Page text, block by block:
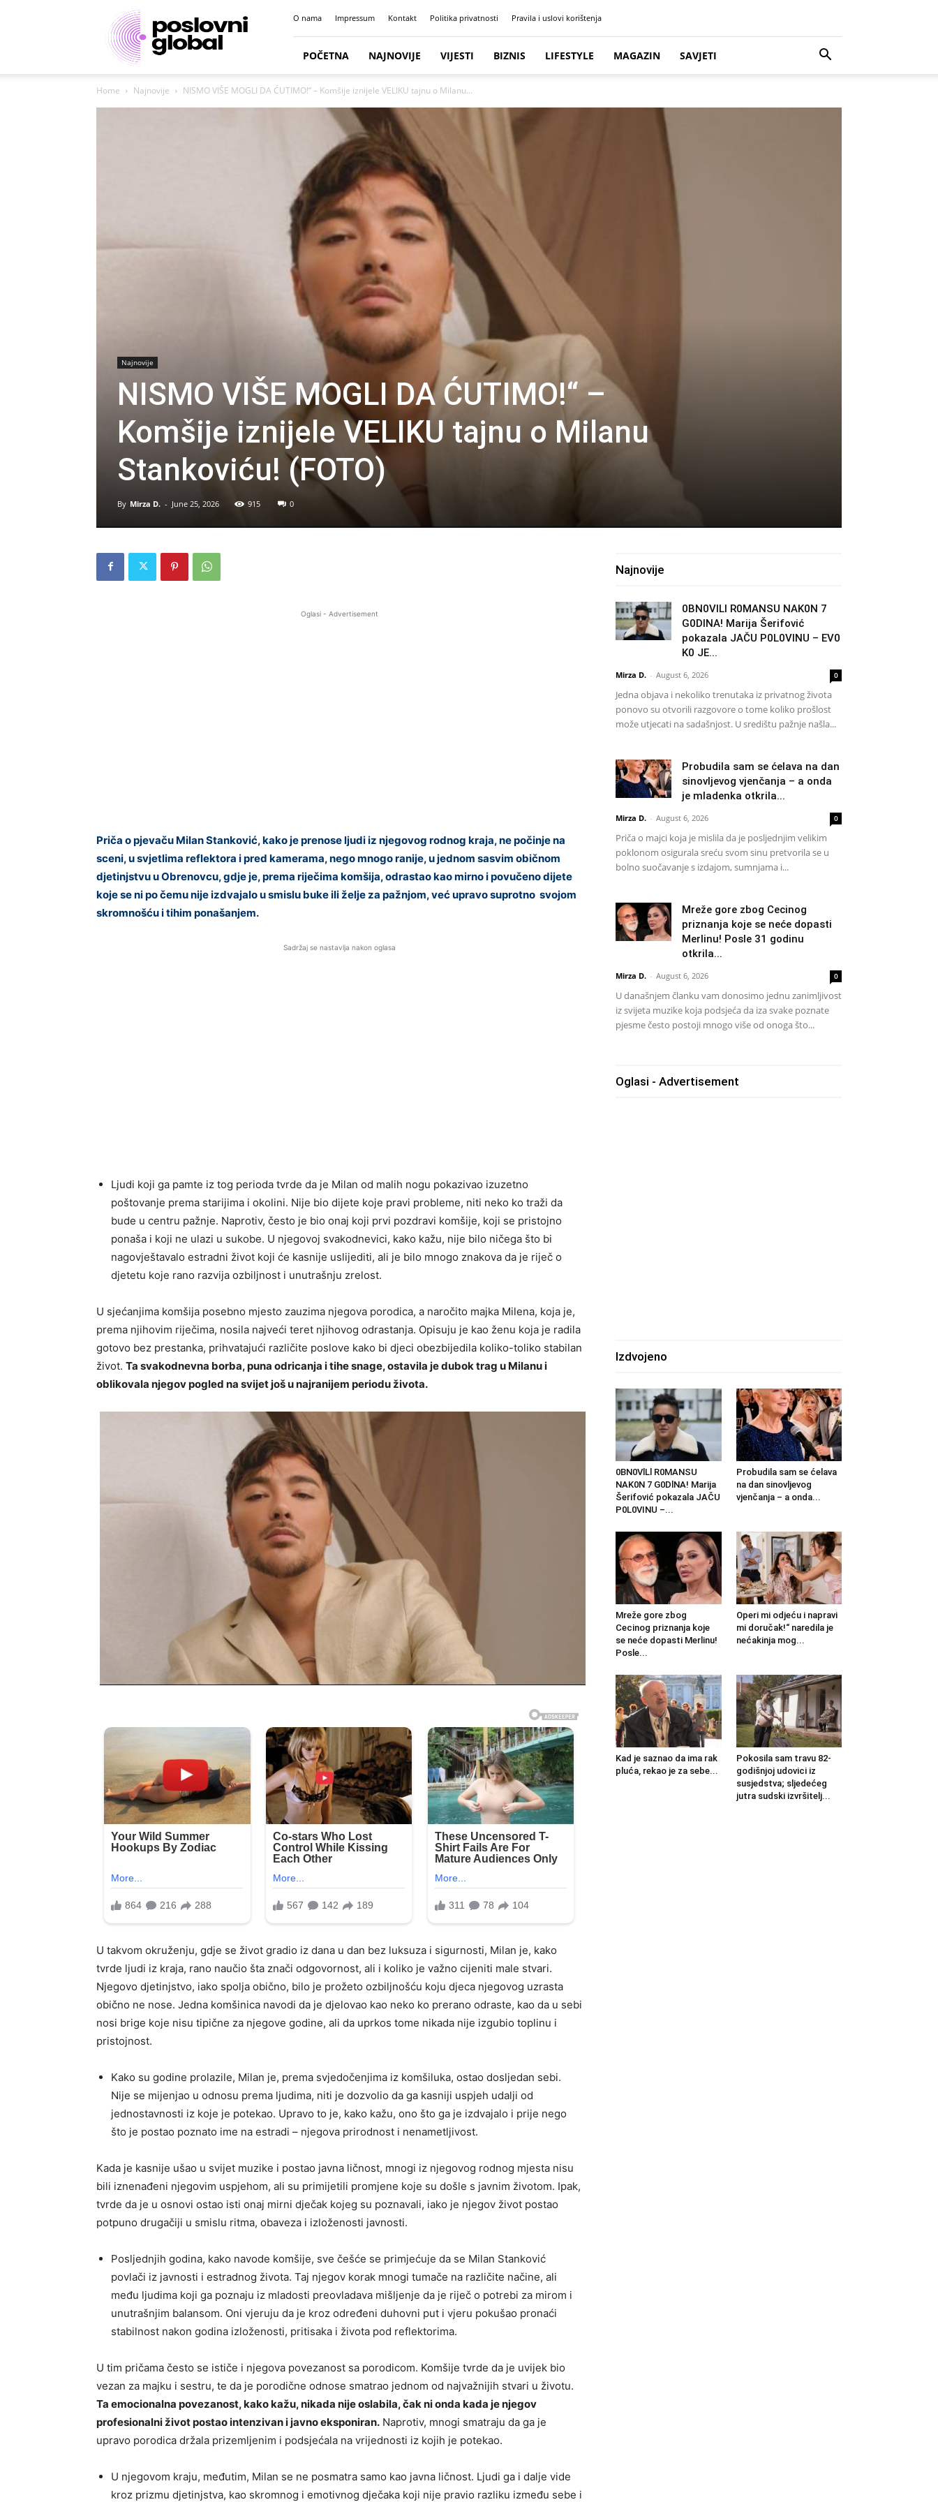
Poslovni
portal
O nama Impressum Kontakt Politika privatnosti Pravila i uslovi korištenja
POČETNA NAJNOVIJE VIJESTI BIZNIS LIFESTYLE MAGAZIN SAVJETI
Home Najnovije NISMO VIŠE MOGLI DA ĆUTIMO!“ – Komšije iznijele VELIKU tajnu o Milanu...
Najnovije
NISMO VIŠE MOGLI DA ĆUTIMO!“ –
Komšije iznijele VELIKU tajnu o Milanu
Stankoviću! (FOTO)
By Mirza D. - June 25, 2026 915 0
Oglasi - Advertisement
Priča o pjevaču Milan Stanković, kako je prenose ljudi iz njegovog rodnog kraja, ne počinje na
sceni, u svjetlima reflektora i pred kamerama, nego mnogo ranije, u jednom sasvim običnom
djetinjstvu u Obrenovcu, gdje je, prema riječima komšija, odrastao kao mirno i povučeno dijete
koje se ni po čemu nije izdvajalo u smislu buke ili želje za pažnjom, već upravo suprotno svojom
skromnošću i tihim ponašanjem.
Sadržaj se nastavlja nakon oglasa
Ljudi koji ga pamte iz tog perioda tvrde da je Milan od malih nogu pokazivao izuzetno
poštovanje prema starijima i okolini. Nije bio dijete koje pravi probleme, niti neko ko traži da
bude u centru pažnje. Naprotiv, često je bio onaj koji prvi pozdravi komšije, koji se pristojno
ponaša i koji ne ulazi u sukobe. U njegovoj svakodnevici, kako kažu, nije bilo ničega što bi
nagovještavalo estradni život koji će kasnije uslijediti, ali je bilo mnogo znakova da je riječ o
djetetu koje rano razvija ozbiljnost i unutrašnju zrelost.
U sjećanjima komšija posebno mjesto zauzima njegova porodica, a naročito majka Milena, koja je,
prema njihovim riječima, nosila najveći teret njihovog odrastanja. Opisuju je kao ženu koja je radila
gotovo bez prestanka, prihvatajući različite poslove kako bi djeci obezbijedila koliko-toliko stabilan
život. Ta svakodnevna borba, puna odricanja i tihe snage, ostavila je dubok trag u Milanu i
oblikovala njegov pogled na svijet još u najranijem periodu života.
U takvom okruženju, gdje se život gradio iz dana u dan bez luksuza i sigurnosti, Milan je, kako
tvrde ljudi iz kraja, rano naučio šta znači odgovornost, ali i koliko je važno cijeniti male stvari.
Njegovo djetinjstvo, iako spolja obično, bilo je prožeto ozbiljnošću koju djeca njegovog uzrasta
obično ne nose. Jedna komšinica navodi da je djelovao kao neko ko prerano odraste, kao da u sebi
nosi brige koje nisu tipične za njegove godine, ali da uprkos tome nikada nije izgubio toplinu i
pristojnost.
Kako su godine prolazile, Milan je, prema svjedočenjima iz komšiluka, ostao dosljedan sebi.
Nije se mijenjao u odnosu prema ljudima, niti je dozvolio da ga kasniji uspjeh udalji od
jednostavnosti iz koje je potekao. Upravo to je, kako kažu, ono što ga je izdvajalo i prije nego
što je postao poznato ime na estradi – njegova prirodnost i nenametljivost.
Kada je kasnije ušao u svijet muzike i postao javna ličnost, mnogi iz njegovog rodnog mjesta nisu
bili iznenađeni njegovim uspjehom, ali su primijetili promjene koje su došle s javnim životom. Ipak,
tvrde da je u osnovi ostao isti onaj mirni dječak kojeg su poznavali, iako je njegov život postao
potpuno drugačiji u smislu ritma, obaveza i izloženosti javnosti.
Posljednjih godina, kako navode komšije, sve češće se primjećuje da se Milan Stanković
povlači iz javnosti i estradnog života. Taj njegov korak mnogi tumače na različite načine, ali
među ljudima koji ga poznaju iz mladosti preovladava mišljenje da je riječ o potrebi za mirom i
unutrašnjim balansom. Oni vjeruju da je kroz određeni duhovni put i vjeru pokušao pronaći
stabilnost nakon godina izloženosti, pritisaka i života pod reflektorima.
U tim pričama često se ističe i njegova povezanost sa porodicom. Komšije tvrde da je uvijek bio
vezan za majku i sestru, te da je porodične odnose smatrao jednom od najvažnijih stvari u životu.
Ta emocionalna povezanost, kako kažu, nikada nije oslabila, čak ni onda kada je njegov
profesionalni život postao intenzivan i javno eksponiran. Naprotiv, mnogi smatraju da ga je
upravo porodica držala prizemljenim i podsjećala na vrijednosti iz kojih je potekao.
U njegovom kraju, međutim, Milan se ne posmatra samo kao javna ličnost. Ljudi ga i dalje vide
kroz prizmu djetinjstva, kao skromnog i emotivnog dječaka koji nije pravio razliku između sebe i
Najnovije
0BN0VlLl R0MANSU NAK0N 7
G0DlNA! Marija Šerifović
pokazala JAČU P0L0VINU – EV0
K0 JE...
Mirza D. - August 6, 2026 0
Jedna objava i nekoliko trenutaka iz privatnog života
ponovo su otvorili razgovore o tome koliko prošlost
može utjecati na sadašnjost. U središtu pažnje našla...
Probudila sam se ćelava na dan
sinovljevog vjenčanja – a onda
je mladenka otkrila...
Mirza D. - August 6, 2026 0
Priča o majci koja je mislila da je posljednjim velikim
poklonom osigurala sreću svom sinu pretvorila se u
bolno suočavanje s izdajom, sumnjama i...
Mreže gore zbog Cecinog
priznanja koje se neće dopasti
Merlinu! Posle 31 godinu
otkrila...
Mirza D. - August 6, 2026 0
U današnjem članku vam donosimo jednu zanimljivost
iz svijeta muzike koja podsjeća da iza svake poznate
pjesme često postoji mnogo više od onoga što...
Oglasi - Advertisement
Izdvojeno
0BN0VlLl R0MANSU
NAK0N 7 G0DlNA! Marija
Šerifović pokazala JAČU
P0L0VINU –...
Probudila sam se ćelava
na dan sinovljevog
vjenčanja – a onda...
Mreže gore zbog
Cecinog priznanja koje
se neće dopasti Merlinu!
Posle...
Operi mi odjeću i napravi
mi doručak!“ naredila je
nećakinja mog...
Kad je saznao da ima rak
pluća, rekao je za sebe...
Pokosila sam travu 82-
godišnjoj udovici iz
susjedstva; sljedećeg
jutra sudski izvršitelj...